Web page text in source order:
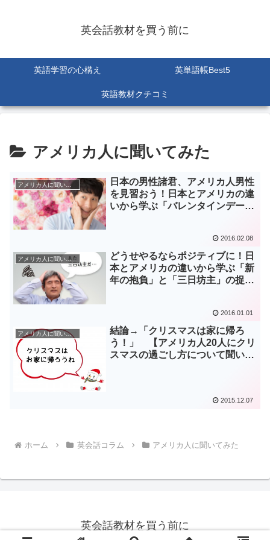
英会話教材を買う前に
英語学習の心構え 英単語帳Best5
英語教材クチコミ
アメリカ人に聞いてみた
アメリカ人に聞いてみた
日本の男性諸君、アメリカ人男性
を見習おう！日本とアメリカの違
いから学ぶ「バレンタインデー」
2016.02.08
アメリカ人に聞いてみた
どうせやるならポジティブに！日
本とアメリカの違いから学ぶ「新
年の抱負」と「三日坊主」の捉え
2016.01.01
アメリカ人に聞いてみた
結論→「クリスマスは家に帰ろ
う！」 【アメリカ人20人にクリ
スマスの過ごし方について聞いて
2015.12.07
ホーム 英会話コラム アメリカ人に聞いてみた
英会話教材を買う前に